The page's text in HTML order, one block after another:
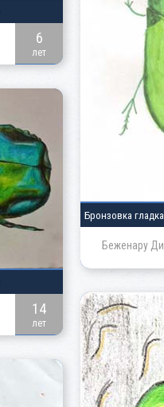
6
лет
Бронзовка
Беженару
14
лет